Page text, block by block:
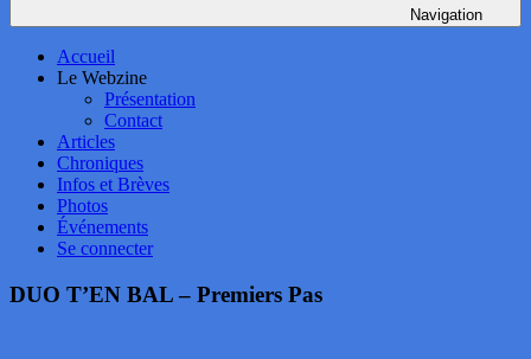
Navigation
Accueil
Le Webzine
Présentation
Contact
Articles
Chroniques
Infos et Brèves
Photos
Événements
Se connecter
DUO T’EN BAL – Premiers Pas